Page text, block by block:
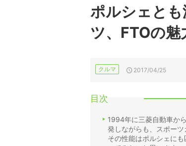
ポルシェと
ツ、FTOの魅
クルマ 2017/04/25
目次
1994年に三菱自動車か
発しながらも、スポー
その性能はポルシェに